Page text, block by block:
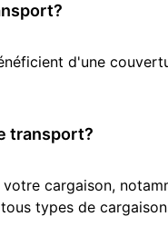
d'une
transport?
cargaison,
types de